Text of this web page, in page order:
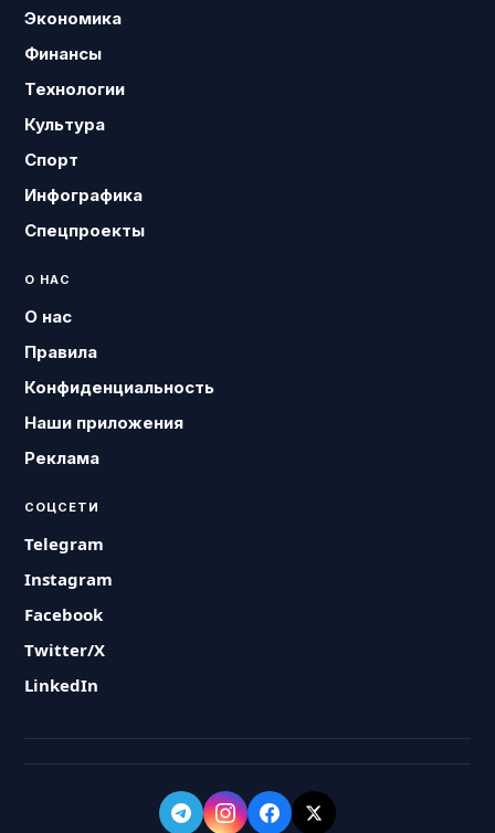
Экономика
Финансы
Технологии
Культура
Спорт
Инфографика
Спецпроекты
О НАС
О нас
Правила
Конфиденциальность
Наши приложения
Реклама
СОЦСЕТИ
Telegram
Instagram
Facebook
Twitter/X
LinkedIn